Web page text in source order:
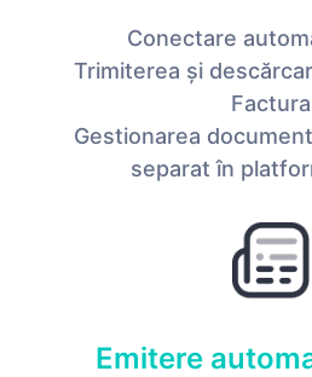
Conectare
Trimiterea și
Factura
Gestionarea
separat în
Emitere